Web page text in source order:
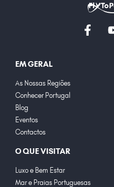
EM GERAL
As Nossas Regiões
Conhecer Portugal
Blog
Eventos
Contactos
O QUE VISITAR
Luxo e Bem Estar
Mar e Praias Portuguesas